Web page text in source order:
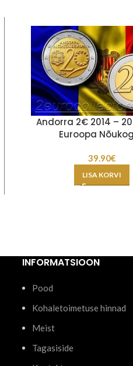
Andorra 2€ 2014 –
Euroopa
39.90€
LISA KORVI
INFORMATSIOON
Pood
Kohaletoimetuse hinnad
Meist
Tagasiside